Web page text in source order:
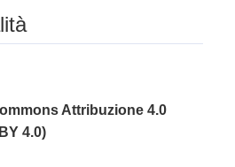
Attribuzione 4.0
4.0)